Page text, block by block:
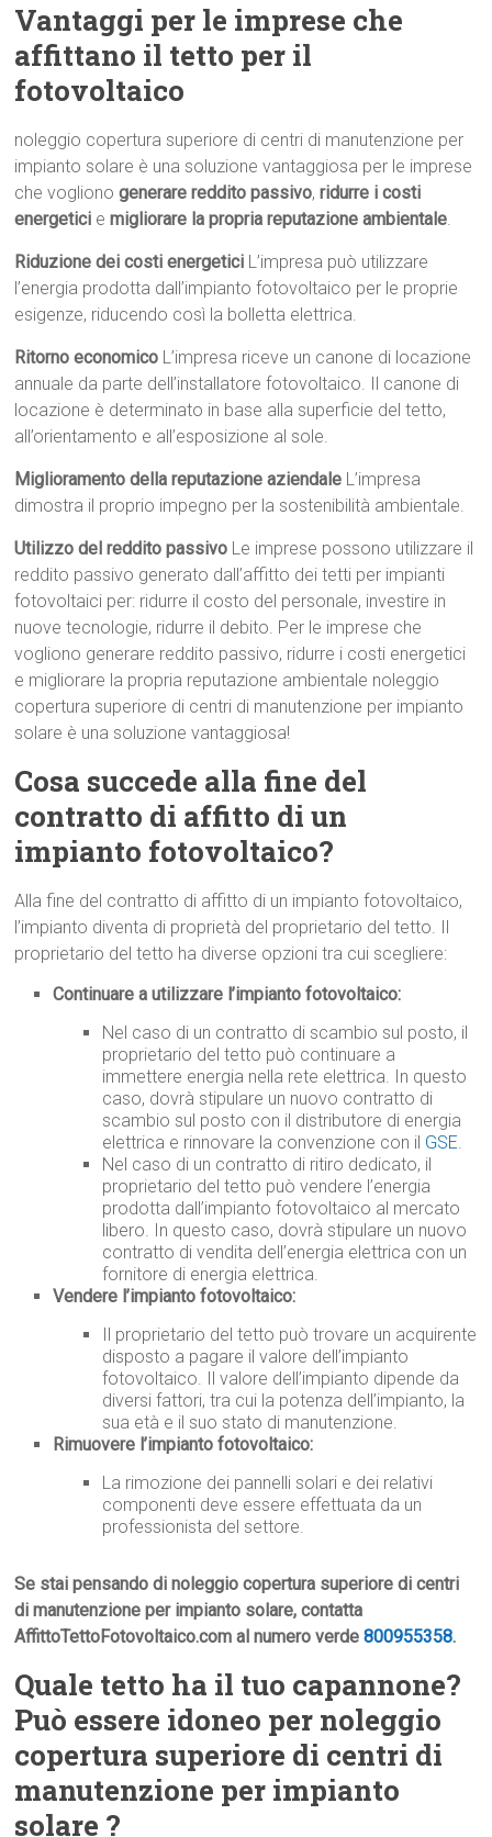
Vantaggi per le imprese che
affittano il tetto per il
fotovoltaico
noleggio copertura superiore di centri di manutenzione per
impianto solare è una soluzione vantaggiosa per le imprese
che voglionogenerare reddito passivo,ridurre i costi
energetici emigliorare la propria reputazione ambientale.
Riduzione dei costi energetici L’impresa può utilizzare
l’energia prodotta dall’impianto fotovoltaico per le proprie
esigenze, riducendo così la bolletta elettrica.
Ritorno economico L’impresa riceve un canone di locazione
annuale da parte dell’installatore fotovoltaico. Il canone di
locazione è determinato in base alla superficie del tetto,
all’orientamento e all’esposizione al sole.
Miglioramento della reputazione aziendale L’impresa
dimostra il proprio impegno per la sostenibilità ambientale.
Utilizzo del reddito passivo Le imprese possono utilizzare il
reddito passivo generato dall’affitto dei tetti per impianti
fotovoltaici per: ridurre il costo del personale, investire in
nuove tecnologie, ridurre il debito. Per le imprese che
vogliono generare reddito passivo, ridurre i costi energetici
e migliorare la propria reputazione ambientale noleggio
copertura superiore di centri di manutenzione per impianto
solare è una soluzione vantaggiosa!
Cosa succede alla fine del
contratto di affitto di un
impianto fotovoltaico?
Alla fine del contratto di affitto di un impianto fotovoltaico,
l’impianto diventa di proprietà del proprietario del tetto. Il
proprietario del tetto ha diverse opzioni tra cui scegliere:
Continuare a utilizzare l’impianto fotovoltaico:
Nel caso di un contratto di scambio sul posto, il
proprietario del tetto può continuare a
immettere energia nella rete elettrica. In questo
caso, dovrà stipulare un nuovo contratto di
scambio sul posto con il distributore di energia
elettrica e rinnovare la convenzione con il GSE.
Nel caso di un contratto di ritiro dedicato, il
proprietario del tetto può vendere l’energia
prodotta dall’impianto fotovoltaico al mercato
libero. In questo caso, dovrà stipulare un nuovo
contratto di vendita dell’energia elettrica con un
fornitore di energia elettrica.
Vendere l’impianto fotovoltaico:
Il proprietario del tetto può trovare un acquirente
disposto a pagare il valore dell’impianto
fotovoltaico. Il valore dell’impianto dipende da
diversi fattori, tra cui la potenza dell’impianto, la
sua età e il suo stato di manutenzione.
Rimuovere l’impianto fotovoltaico:
La rimozione dei pannelli solari e dei relativi
componenti deve essere effettuata da un
professionista del settore.
Se stai pensando di noleggio copertura superiore di centri
di manutenzione per impianto solare, contatta
AffittoTettoFotovoltaico.com al numero verde800955358.
Quale tetto ha il tuo capannone?
Può essere idoneo per noleggio
copertura superiore di centri di
manutenzione per impianto
solare ?